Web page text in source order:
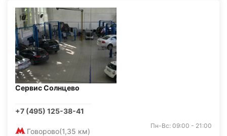
Сервис Солнцево
+7 (495) 125-38-41
Говорово(1,35 км)
Пн-Вс: 09:00 - 21:00